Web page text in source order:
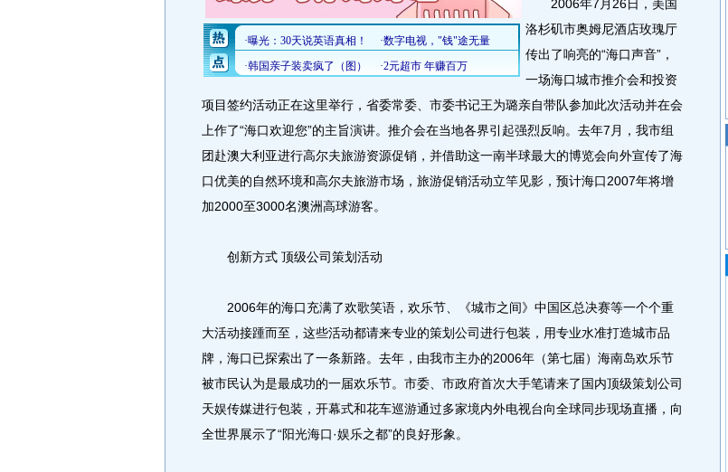
2006年7月26日，美国
洛杉矶市奥姆尼酒店玫瑰厅
传出了响亮的“海口声音”，
一场海口城市推介会和投资
项目签约活动正在这里举行，省委常委、市委书记王为璐亲自带队参加此次活动并在会
上作了“海口欢迎您”的主旨演讲。推介会在当地各界引起强烈反响。去年7月，我市组
团赴澳大利亚进行高尔夫旅游资源促销，并借助这一南半球最大的博览会向外宣传了海
口优美的自然环境和高尔夫旅游市场，旅游促销活动立竿见影，预计海口2007年将增
加2000至3000名澳洲高球游客。
创新方式 顶级公司策划活动
2006年的海口充满了欢歌笑语，欢乐节、《城市之间》中国区总决赛等一个个重
大活动接踵而至，这些活动都请来专业的策划公司进行包装，用专业水准打造城市品
牌，海口已探索出了一条新路。去年，由我市主办的2006年（第七届）海南岛欢乐节
被市民认为是最成功的一届欢乐节。市委、市政府首次大手笔请来了国内顶级策划公司
天娱传媒进行包装，开幕式和花车巡游通过多家境内外电视台向全球同步现场直播，向
全世界展示了“阳光海口·娱乐之都”的良好形象。